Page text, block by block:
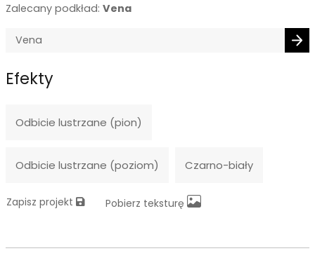
Zalecany podkład: Vena
Efekty
Odbicie lustrzane (pion)
Odbicie lustrzane (poziom) Czarno-biały
Zapisz projekt Pobierz teksturę